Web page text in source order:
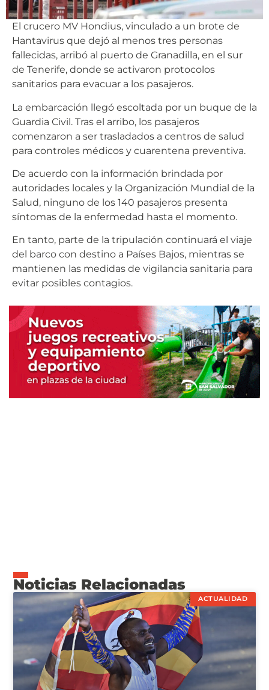
El crucero MV Hondius, vinculado a un brote de
Hantavirus que dejó al menos tres personas
fallecidas, arribó al puerto de Granadilla, en el sur
de Tenerife, donde se activaron protocolos
sanitarios para evacuar a los pasajeros.
La embarcación llegó escoltada por un buque de la
Guardia Civil. Tras el arribo, los pasajeros
comenzaron a ser trasladados a centros de salud
para controles médicos y cuarentena preventiva.
De acuerdo con la información brindada por
autoridades locales y la Organización Mundial de la
Salud, ninguno de los 140 pasajeros presenta
síntomas de la enfermedad hasta el momento.
En tanto, parte de la tripulación continuará el viaje
del barco con destino a Países Bajos, mientras se
mantienen las medidas de vigilancia sanitaria para
evitar posibles contagios.
Noticias Relacionadas
ACTUALIDAD